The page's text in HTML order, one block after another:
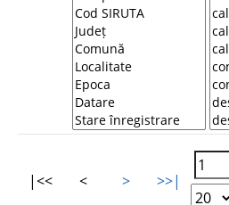
|<< < > >>|